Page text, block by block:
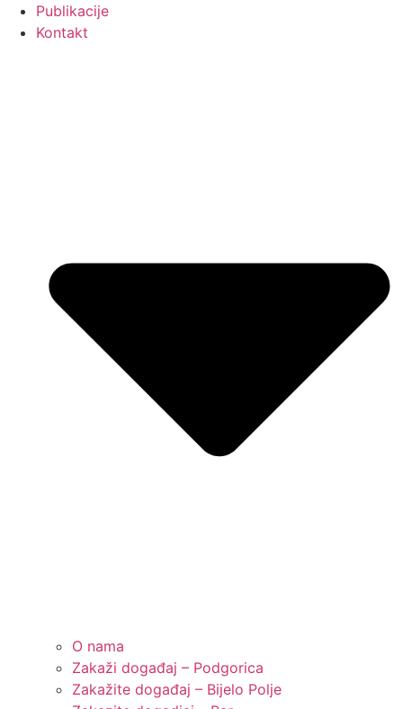
Publikacije
Kontakt
O nama
Zakaži događaj – Podgorica
Zakažite događaj – Bijelo Polje